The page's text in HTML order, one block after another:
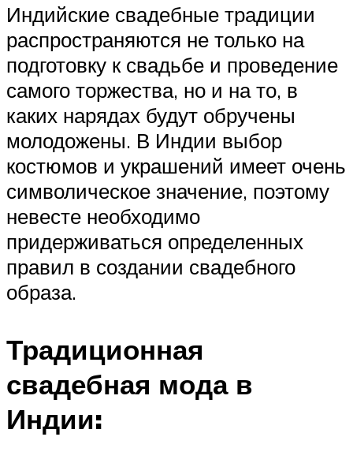
Индийские свадебные традиции
распространяются не только на
подготовку к свадьбе и проведение
самого торжества, но и на то, в
каких нарядах будут обручены
молодожены. В Индии выбор
костюмов и украшений имеет очень
символическое значение, поэтому
невесте необходимо
придерживаться определенных
правил в создании свадебного
образа.
Традиционная
свадебная мода в
Индии: